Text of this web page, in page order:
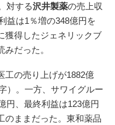
対する沢井製薬の売上収
益は1％増の348億円を
獲得したジェネリックブ
だった。
の売り上げが1882億
）。一方、サワイグルー
円、最終利益は123億円
のままだった。東和薬品